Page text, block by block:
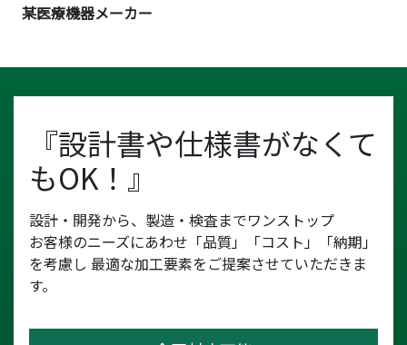
某医療機器メーカー
『設計書や仕様書がなくて
もOK！』
設計・開発から、製造・検査までワンストップ
お客様のニーズにあわせ「品質」「コスト」「納期」
を考慮し 最適な加工要素をご提案させていただきま
す。